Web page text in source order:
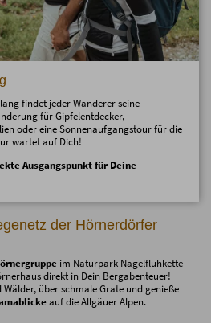
findet jeder Wanderer seine
für Gipfelentdecker,
oder eine Sonnenaufgangstour für die
wartet auf Dich!
Ausgangspunkt für Deine
der Hörnerdörfer
im Naturpark Nagelfluhkette
direkt in Dein Bergabenteuer!
über schmale Grate und genieße
auf die Allgäuer Alpen.